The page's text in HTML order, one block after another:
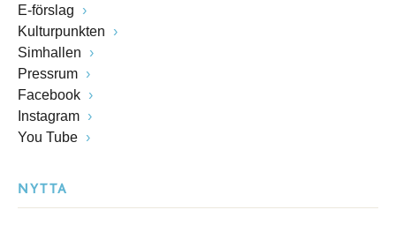
E-förslag
Kulturpunkten
Simhallen
Pressrum
Facebook
Instagram
You Tube
NYTTA